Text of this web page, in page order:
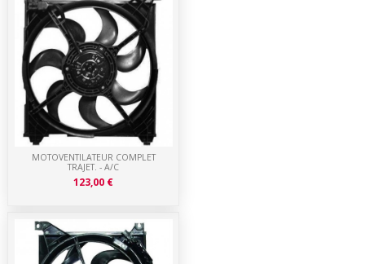
MOTOVENTILATEUR COMPLET
TRAJET. - A/C
123,00 €